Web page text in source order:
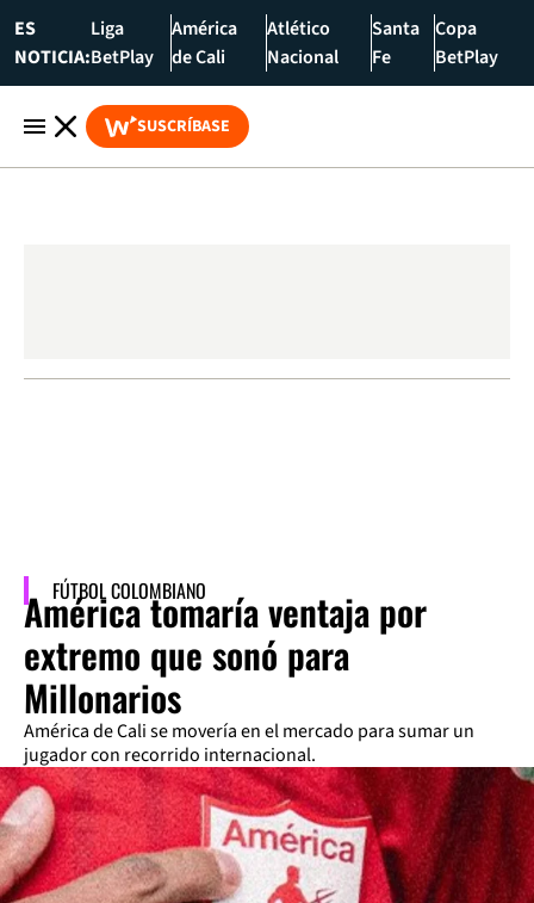
ES
NOTICIA:
Liga
BetPlay
América
de Cali
Atlético
Nacional
Santa
Fe
Copa
BetPlay
SUSCRÍBASE
FÚTBOL COLOMBIANO
América tomaría ventaja por
extremo que sonó para
Millonarios
América de Cali se movería en el mercado para sumar un
jugador con recorrido internacional.